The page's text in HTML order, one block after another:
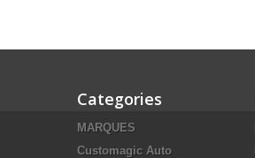
Categories
MARQUES
Customagic Auto